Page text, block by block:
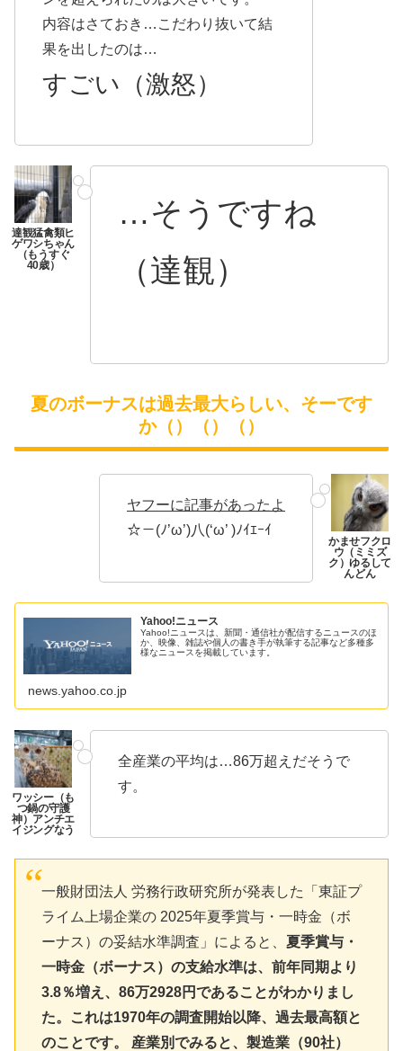
内容はさておき…こだわり抜いて結
果を出したのは…
すごい（激怒）
…そうですね
（達観）
夏のボーナスは過去最大らしい、そーです
か（）（）（）
ヤフーに記事があったよ
☆－(ﾉ’ω’)八(‘ω’ )ﾉｲｴｰｲ
Yahoo!ニュース
Yahoo!ニュースは、新聞・通信社が配信するニュースのほ
か、映像、雑誌や個人の書き手が執筆する記事など多種多
様なニュースを掲載しています。
news.yahoo.co.jp
全産業の平均は…86万超えだそうで
す。
一般財団法人 労務行政研究所が発表した「東証プ
ライム上場企業の 2025年夏季賞与・⼀時⾦（ボ
ーナス）の妥結⽔準調査」によると、 夏季賞与・
一時金（ボーナス）の支給水準は、前年同期より
3.8％増え、86万2928円であることがわかりまし
た。これは1970年の調査開始以降、過去最高額と
のことです。 産業別でみると、製造業（90社）